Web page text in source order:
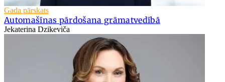
Gada pārskats
Automašīnas pārdošana grāmatvedībā
Jekaterina Dzikeviča